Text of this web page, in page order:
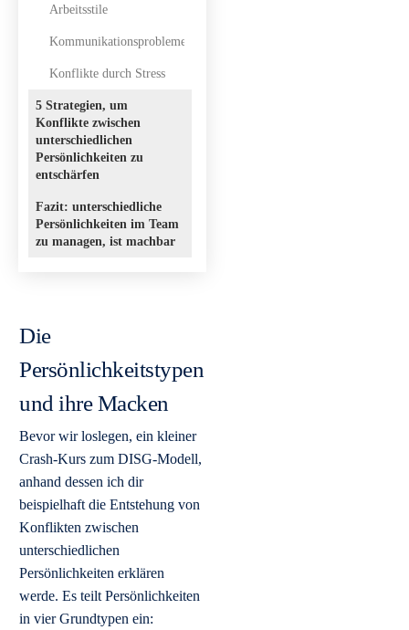
Arbeitsstile
Kommunikationsprobleme
Konflikte durch Stress
5 Strategien, um
Konflikte zwischen
unterschiedlichen
Persönlichkeiten zu
entschärfen
Fazit: unterschiedliche
Persönlichkeiten im Team
zu managen, ist machbar
Die
Persönlichkeitstypen
und ihre Macken
Bevor wir loslegen, ein kleiner
Crash-Kurs zum DISG-Modell,
anhand dessen ich dir
beispielhaft die Entstehung von
Konflikten zwischen
unterschiedlichen
Persönlichkeiten erklären
werde. Es teilt Persönlichkeiten
in vier Grundtypen ein: